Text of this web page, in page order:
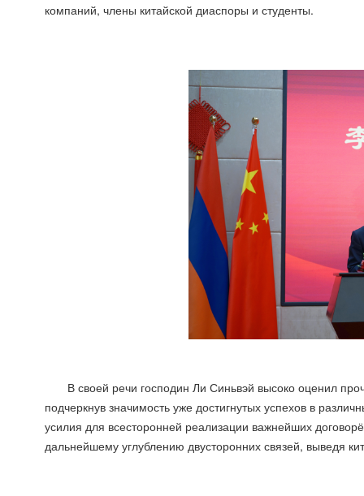
компаний, члены китайской диаспоры и студенты.
В своей речи господин Ли Синьвэй высоко оценил
подчеркнув значимость уже достигнутых успехов в
усилия для всесторонней реализации важнейших
дальнейшему углублению двусторонних связей, выведя